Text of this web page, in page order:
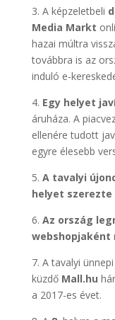
3. A képzeletbeli
Media Markt
hazai múltra
továbbra is az
induló e-
4. Egy helyet
áruháza. A
ellenére tudott
egyre élesebb
5. A tavalyi
helyet
6. Az ország
webshopjaként
7. A tavalyi
küzdő Mall.hu
a 2017-es évet.